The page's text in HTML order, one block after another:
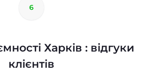
6
Харків : відгуки
клієнтів